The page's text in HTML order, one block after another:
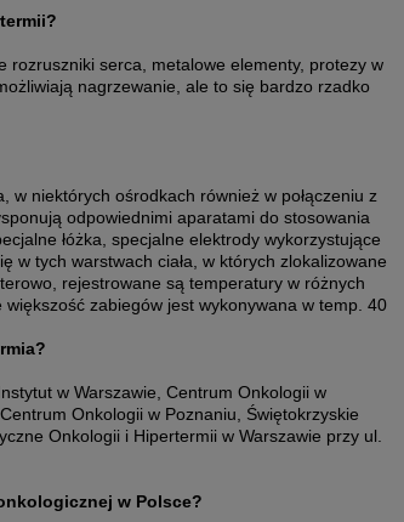
rozruszniki serca, metalowe elementy, protezy w
nagrzewanie, ale to się bardzo rzadko
w niektórych ośrodkach również w połączeniu z
odpowiednimi aparatami do stosowania
łóżka, specjalne elektrody wykorzystujące
w tych warstwach ciała, w których zlokalizowane
rejestrowane są temperatury w różnych
zabiegów jest wykonywana w temp. 40
w Warszawie, Centrum Onkologii w
Onkologii w Poznaniu, Świętokrzyskie
Onkologii i Hipertermii w Warszawie przy ul.
w Polsce?